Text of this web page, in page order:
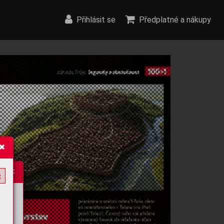
Přihlásit se Předplatné a nákupy